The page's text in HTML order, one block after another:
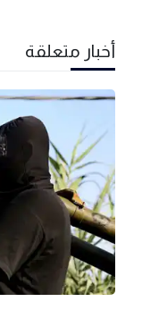
أخبار متعلقة